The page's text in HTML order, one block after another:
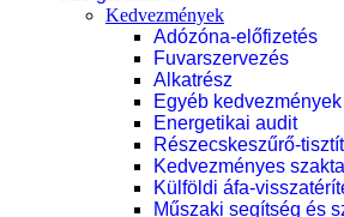
Kedvezmények
Adózóna-előfizetés
Fuvarszervezés
Alkatrész
Egyéb kedvezmények
Energetikai audit
Részecskeszűrő-
Kedvezményes
Külföldi áfa-
Műszaki segítség és